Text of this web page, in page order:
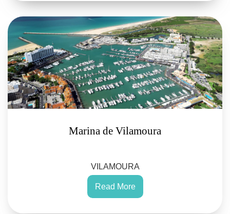
Marina de Vilamoura
VILAMOURA
Read More